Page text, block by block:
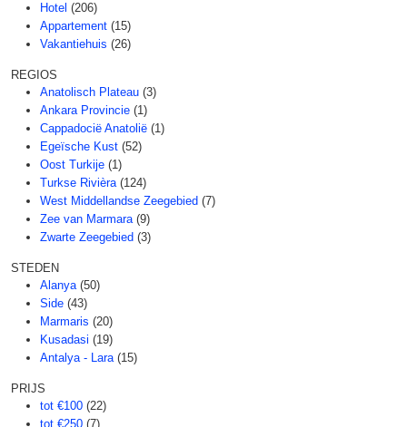
Hotel (206)
Appartement (15)
Vakantiehuis (26)
REGIOS
Anatolisch Plateau (3)
Ankara Provincie (1)
Cappadocië Anatolië (1)
Egeïsche Kust (52)
Oost Turkije (1)
Turkse Rivièra (124)
West Middellandse Zeegebied (7)
Zee van Marmara (9)
Zwarte Zeegebied (3)
STEDEN
Alanya (50)
Side (43)
Marmaris (20)
Kusadasi (19)
Antalya - Lara (15)
PRIJS
tot €100 (22)
tot €250 (7)